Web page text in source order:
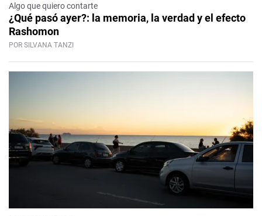
Algo que quiero contarte
¿Qué pasó ayer?: la memoria, la verdad y el efecto
Rashomon
POR SILVANA TANZI